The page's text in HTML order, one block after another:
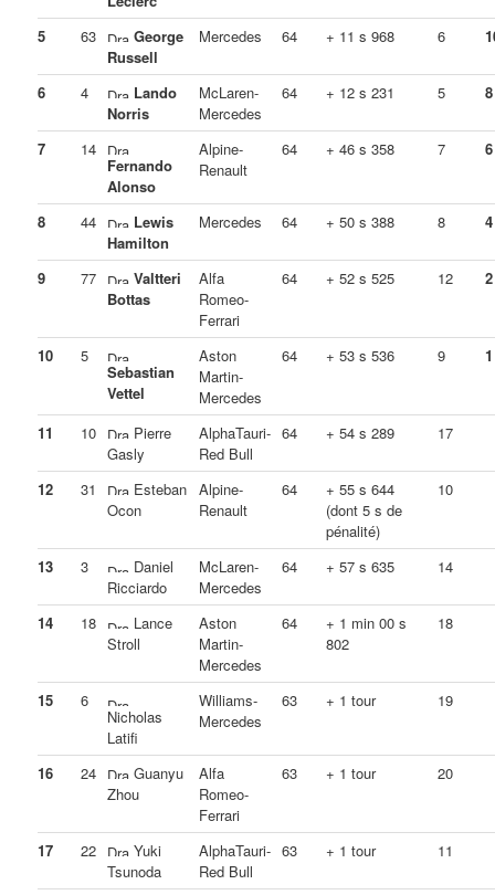
5 63
George
Russell
Mercedes 64 + 11 s 968 6
6 4
Lando
Norris
McLaren-
Mercedes
64 + 12 s 231 5
7 14
Fernando
Alonso
Alpine-
Renault
64 + 46 s 358 7 6
8 44
Lewis
Hamilton
Mercedes 64 + 50 s 388 8 4
9 77
Valtteri
Bottas
Alfa
Romeo-
Ferrari
64 + 52 s 525 12 2
10 5
Sebastian
Vettel
Aston
Martin-
Mercedes
64 + 53 s 536 9 1
11 10
Pierre
Gasly
AlphaTauri-
Red Bull
64 + 54 s 289 17
12 31
Esteban
Ocon
Alpine-
Renault
64
+ 55 s 644
(dont 5 s de
pénalité)
10
13 3
Daniel
Ricciardo
McLaren-
Mercedes
64 + 57 s 635 14
14 18
Lance
Stroll
Aston
Martin-
Mercedes
64
+ 1 min 00 s
802
18
15 6
Nicholas
Latifi
Williams-
Mercedes
63 + 1 tour 19
16 24
Guanyu
Zhou
Alfa
Romeo-
Ferrari
63 + 1 tour 20
17 22
Yuki
Tsunoda
AlphaTauri-
Red Bull
63 + 1 tour 11